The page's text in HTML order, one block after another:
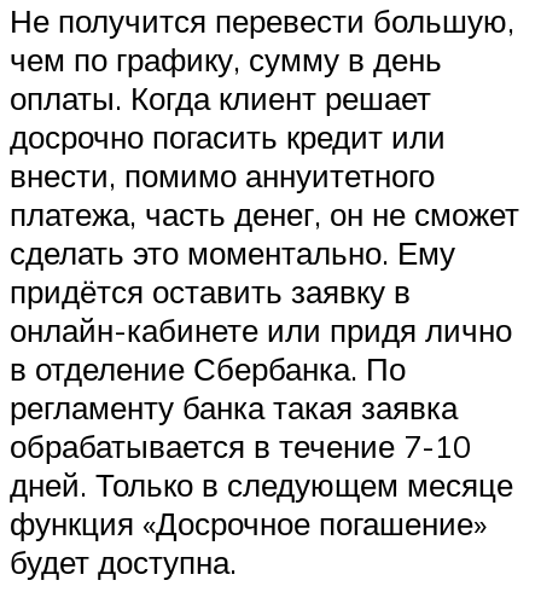
Не получится перевести большую,
чем по графику, сумму в день
оплаты. Когда клиент решает
досрочно погасить кредит или
внести, помимо аннуитетного
платежа, часть денег, он не сможет
сделать это моментально. Ему
придётся оставить заявку в
онлайн-кабинете или придя лично
в отделение Сбербанка. По
регламенту банка такая заявка
обрабатывается в течение 7-10
дней. Только в следующем месяце
функция «Досрочное погашение»
будет доступна.